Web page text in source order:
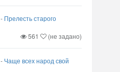
- Прелесть старого
561 (не задано)
- Чаще всех народ свой